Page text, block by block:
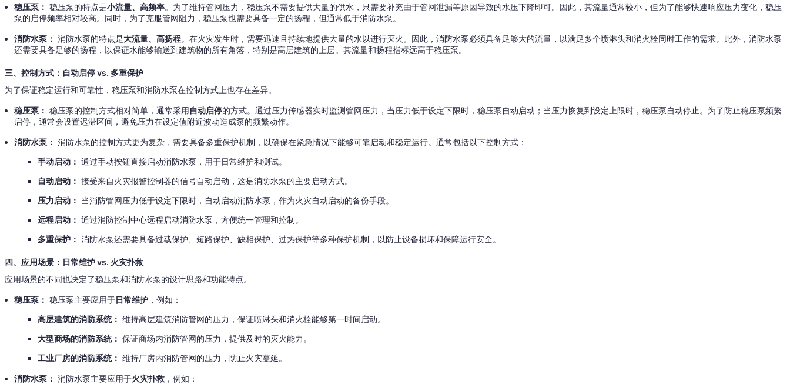
稳压泵： 稳压泵的特点是小流量、高频率。为了维持管网压力，稳压泵不需要提供大量的供水，只需要补充由于管网泄漏等原因导致的水压下降即可。因此，其流量通常较小，但为了能够快速响应压力变化，稳压
泵的启停频率相对较高。同时，为了克服管网阻力，稳压泵也需要具备一定的扬程，但通常低于消防水泵。
消防水泵： 消防水泵的特点是大流量、高扬程。在火灾发生时，需要迅速且持续地提供大量的水以进行灭火。因此，消防水泵必须具备足够大的流量，以满足多个喷淋头和消火栓同时工作的需求。此外，消防水泵
还需要具备足够的扬程，以保证水能够输送到建筑物的所有角落，特别是高层建筑的上层。其流量和扬程指标远高于稳压泵。
三、控制方式：自动启停 vs. 多重保护
为了保证稳定运行和可靠性，稳压泵和消防水泵在控制方式上也存在差异。
稳压泵： 稳压泵的控制方式相对简单，通常采用自动启停的方式。通过压力传感器实时监测管网压力，当压力低于设定下限时，稳压泵自动启动；当压力恢复到设定上限时，稳压泵自动停止。为了防止稳压泵频繁
启停，通常会设置迟滞区间，避免压力在设定值附近波动造成泵的频繁动作。
消防水泵： 消防水泵的控制方式更为复杂，需要具备多重保护机制，以确保在紧急情况下能够可靠启动和稳定运行。通常包括以下控制方式：
手动启动： 通过手动按钮直接启动消防水泵，用于日常维护和测试。
自动启动： 接受来自火灾报警控制器的信号自动启动，这是消防水泵的主要启动方式。
压力启动： 当消防管网压力低于设定下限时，自动启动消防水泵，作为火灾自动启动的备份手段。
远程启动： 通过消防控制中心远程启动消防水泵，方便统一管理和控制。
多重保护： 消防水泵还需要具备过载保护、短路保护、缺相保护、过热保护等多种保护机制，以防止设备损坏和保障运行安全。
四、应用场景：日常维护 vs. 火灾扑救
应用场景的不同也决定了稳压泵和消防水泵的设计思路和功能特点。
稳压泵： 稳压泵主要应用于日常维护 ，例如：
高层建筑的消防系统： 维持高层建筑消防管网的压力，保证喷淋头和消火栓能够第一时间启动。
大型商场的消防系统： 保证商场内消防管网的压力，提供及时的灭火能力。
工业厂房的消防系统： 维持厂房内消防管网的压力，防止火灾蔓延。
消防水泵： 消防水泵主要应用于火灾扑救 ，例如：